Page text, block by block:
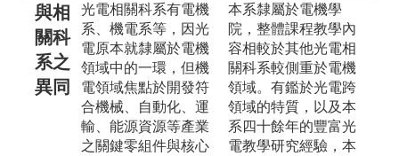
與相
關科
系之
異同
光電相關科系有電機
系、機電系等，因光
電原本就隸屬於電機
領域中的一環，但機
電領域焦點於開發符
合機械、自動化、運
輸、能源資源等產業
之關鍵零組件與核心
本系隸屬於電機學
院，整體課程教學內
容相較於其他光電相
關科系較側重於電機
領域。有鑑於光電跨
領域的特質，以及本
系四十餘年的豐富光
電教學研究經驗，本